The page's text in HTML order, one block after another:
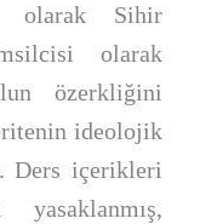
olarak Sihir
olarak
özerkliğini
ideolojik
Ders içerikleri